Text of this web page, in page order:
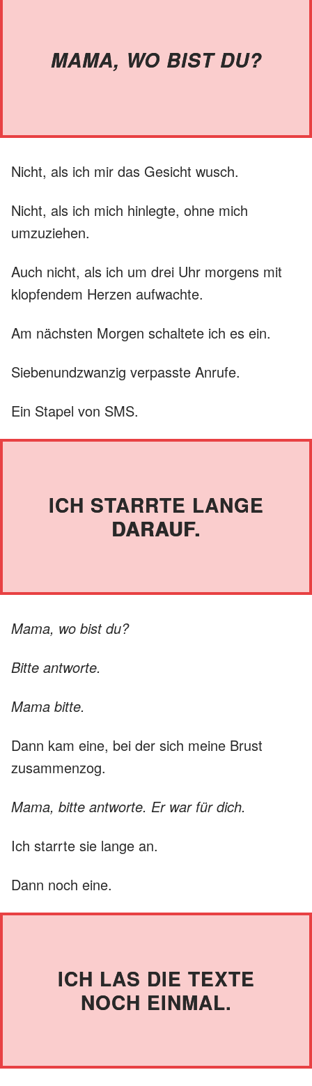
MAMA, WO BIST DU?
Nicht, als ich mir das Gesicht wusch.
Nicht, als ich mich hinlegte, ohne mich
umzuziehen.
Auch nicht, als ich um drei Uhr morgens mit
klopfendem Herzen aufwachte.
Am nächsten Morgen schaltete ich es ein.
Siebenundzwanzig verpasste Anrufe.
Ein Stapel von SMS.
ICH STARRTE LANGE
DARAUF.
Mama, wo bist du?
Bitte antworte.
Mama bitte.
Dann kam eine, bei der sich meine Brust
zusammenzog.
Mama, bitte antworte. Er war für dich.
Ich starrte sie lange an.
Dann noch eine.
ICH LAS DIE TEXTE
NOCH EINMAL.